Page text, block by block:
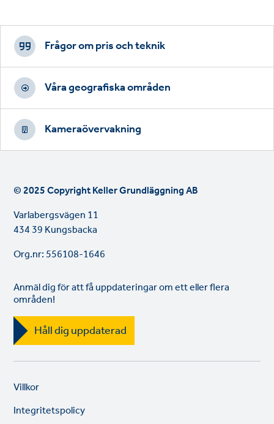
Footer
CTAs
Frågor om pris och teknik
Våra geografiska områden
Kameraövervakning
© 2025 Copyright Keller Grundläggning AB
Varlabergsvägen 11
434 39 Kungsbacka
Org.nr: 556108-1646
Anmäl dig för att få uppdateringar om ett eller flera
områden!
Håll dig uppdaterad
Legal
links
Villkor
Integritetspolicy